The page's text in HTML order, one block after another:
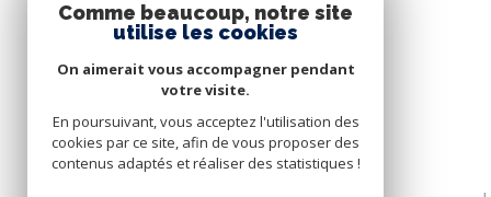
Comme beaucoup, notre site
utilise les cookies
On aimerait vous accompagner pendant
votre visite.
En poursuivant, vous acceptez l'utilisation des
cookies par ce site, afin de vous proposer des
contenus adaptés et réaliser des statistiques !